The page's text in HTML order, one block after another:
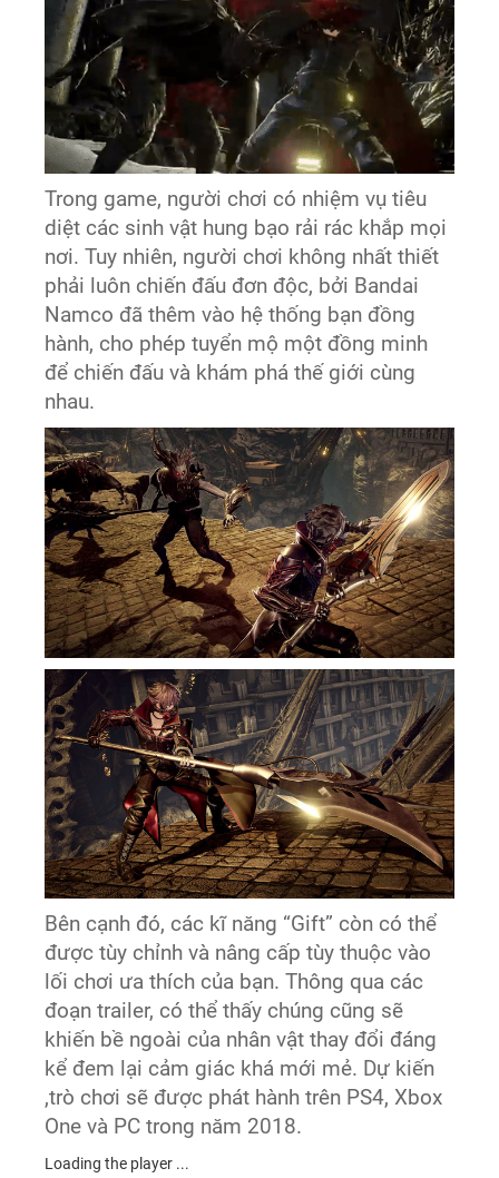
Trong game, người chơi có nhiệm vụ tiêu
diệt các sinh vật hung bạo rải rác khắp mọi
nơi. Tuy nhiên, người chơi không nhất thiết
phải luôn chiến đấu đơn độc, bởi Bandai
Namco đã thêm vào hệ thống bạn đồng
hành, cho phép tuyển mộ một đồng minh
để chiến đấu và khám phá thế giới cùng
nhau.
Bên cạnh đó, các kĩ năng “Gift” còn có thể
được tùy chỉnh và nâng cấp tùy thuộc vào
lối chơi ưa thích của bạn. Thông qua các
đoạn trailer, có thể thấy chúng cũng sẽ
khiến bề ngoài của nhân vật thay đổi đáng
kể đem lại cảm giác khá mới mẻ. Dự kiến
,trò chơi sẽ được phát hành trên PS4, Xbox
One và PC trong năm 2018.
Loading the player ...